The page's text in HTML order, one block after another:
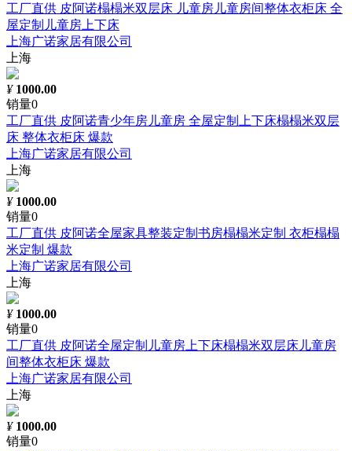
工厂直供 皮阿诺榻榻米双层床 儿童房儿童房间整体衣柜床 全
屋定制儿童房上下床
上海广诺家居有限公司
上海
¥ 1000.00
销量0
工厂直供 皮阿诺青少年房儿童房 全屋定制上下床榻榻米双层
床 整体衣柜床 爆款
上海广诺家居有限公司
上海
¥ 1000.00
销量0
工厂直供 皮阿诺全屋家具整装定制书房榻榻米定制 衣柜榻榻
米定制 爆款
上海广诺家居有限公司
上海
¥ 1000.00
销量0
工厂直供 皮阿诺全屋定制儿童房上下床榻榻米双层床儿童房
间整体衣柜床 爆款
上海广诺家居有限公司
上海
¥ 1000.00
销量0